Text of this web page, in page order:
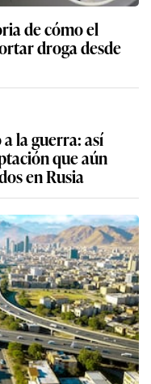
de cómo el
droga desde
la guerra: así
que aún
en Rusia